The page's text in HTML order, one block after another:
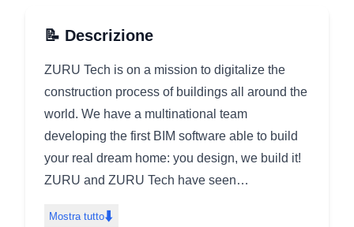
📝 Descrizione
ZURU Tech is on a mission to digitalize the
construction process of buildings all around the
world. We have a multinational team
developing the first BIM software able to build
your real dream home: you design, we build it!
ZURU and ZURU Tech have seen
significant milestones. Our trailblazing BIM
Mostra tutto⬇️